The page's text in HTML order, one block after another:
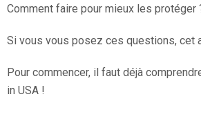
Comment faire pour mieux les protéger
Si vous vous posez ces questions, cet
Pour commencer, il faut déjà
in USA !